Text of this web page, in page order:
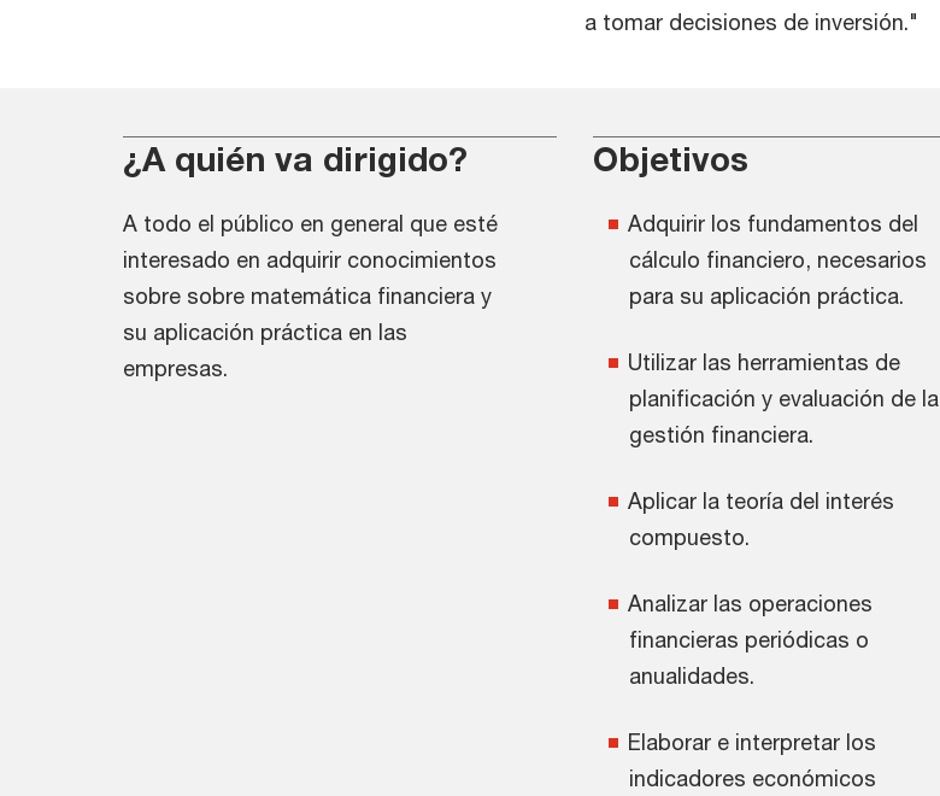
a tomar decisiones de inversión."
¿A quién va dirigido?
A todo el público en general que esté
interesado en adquirir conocimientos
sobre sobre matemática financiera y
su aplicación práctica en las
empresas.
Objetivos
Adquirir los fundamentos del
cálculo financiero, necesarios
para su aplicación práctica.
Utilizar las herramientas de
planificación y evaluación de la
gestión financiera.
Aplicar la teoría del interés
compuesto.
Analizar las operaciones
financieras periódicas o
anualidades.
Elaborar e interpretar los
indicadores económicos